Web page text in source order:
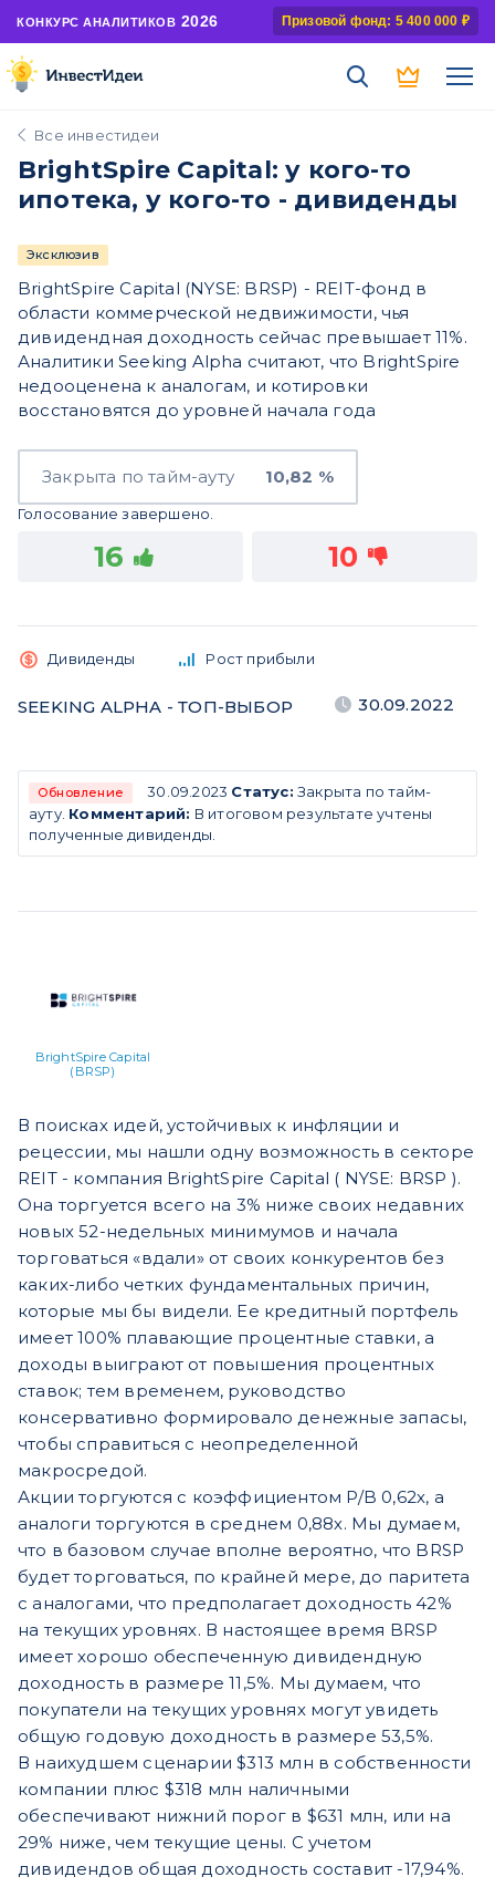
КОНКУРС АНАЛИТИКОВ 2026 Призовой фонд: 5 400 000 ₽
Все инвестидеи
BrightSpire Capital: у кого-то
ипотека, у кого-то - дивиденды
Эксклюзив
BrightSpire Capital (NYSE: BRSP) - REIT-фонд в
области коммерческой недвижимости, чья
дивидендная доходность сейчас превышает 11%.
Аналитики Seeking Alpha считают, что BrightSpire
недооценена к аналогам, и котировки
восстановятся до уровней начала года
Закрыта по тайм-ауту 10,82 %
Голосование завершено.
16 10
Дивиденды Рост прибыли
SEEKING ALPHA - ТОП-ВЫБОР 30.09.2022
Обновление 30.09.2023 Статус: Закрыта по тайм-
ауту. Комментарий: В итоговом результате учтены
полученные дивиденды.
BrightSpire Capital
(BRSP)
В поисках идей, устойчивых к инфляции и
рецессии, мы нашли одну возможность в секторе
REIT - компания BrightSpire Capital ( NYSE: BRSP ).
Она торгуется всего на 3% ниже своих недавних
новых 52-недельных минимумов и начала
торговаться «вдали» от своих конкурентов без
каких-либо четких фундаментальных причин,
которые мы бы видели. Ее кредитный портфель
имеет 100% плавающие процентные ставки, а
доходы выиграют от повышения процентных
ставок; тем временем, руководство
консервативно формировало денежные запасы,
чтобы справиться с неопределенной
макросредой.
Акции торгуются с коэффициентом P/B 0,62х, а
аналоги торгуются в среднем 0,88х. Мы думаем,
что в базовом случае вполне вероятно, что BRSP
будет торговаться, по крайней мере, до паритета
с аналогами, что предполагает доходность 42%
на текущих уровнях. В настоящее время BRSP
имеет хорошо обеспеченную дивидендную
доходность в размере 11,5%. Мы думаем, что
покупатели на текущих уровнях могут увидеть
общую годовую доходность в размере 53,5%.
В наихудшем сценарии $313 млн в собственности
компании плюс $318 млн наличными
обеспечивают нижний порог в $631 млн, или на
29% ниже, чем текущие цены. С учетом
дивидендов общая доходность составит -17,94%.